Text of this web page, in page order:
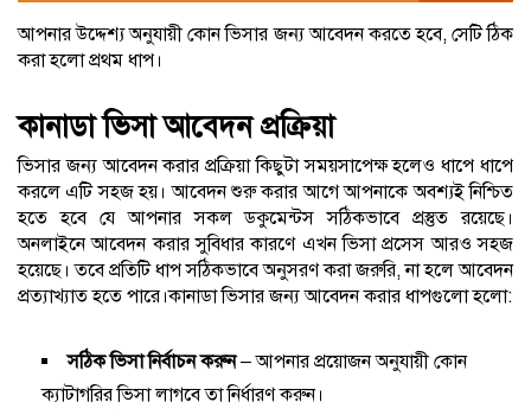
আপনার উদ্দেশ্য অনুযায়ী কোন ভিসার জন্য আবেদন করতে হবে, সেটি ঠিক
করা হলো প্রথম ধাপ।
কানাডা ভিসা আবেদন প্রক্রিয়া
ভিসার জন্য আবেদন করার প্রক্রিয়া কিছুটা সময়সাপেক্ষ হলেও ধাপে ধাপে
করলে এটি সহজ হয়। আবেদন শুরু করার আগে আপনাকে অবশ্যই নিশ্চিত
হতে হবে যে আপনার সকল ডকুমেন্টস সঠিকভাবে প্রস্তুত রয়েছে।
অনলাইনে আবেদন করার সুবিধার কারণে এখন ভিসা প্রসেস আরও সহজ
হয়েছে। তবে প্রতিটি ধাপ সঠিকভাবে অনুসরণ করা জরুরি, না হলে আবেদন
প্রত্যাখ্যাত হতে পারে।কানাডা ভিসার জন্য আবেদন করার ধাপগুলো হলো:
সঠিক ভিসা নির্বাচন করুন– আপনার প্রয়োজন অনুযায়ী কোন
ক্যাটাগরির ভিসা লাগবে তা নির্ধারণ করুন।